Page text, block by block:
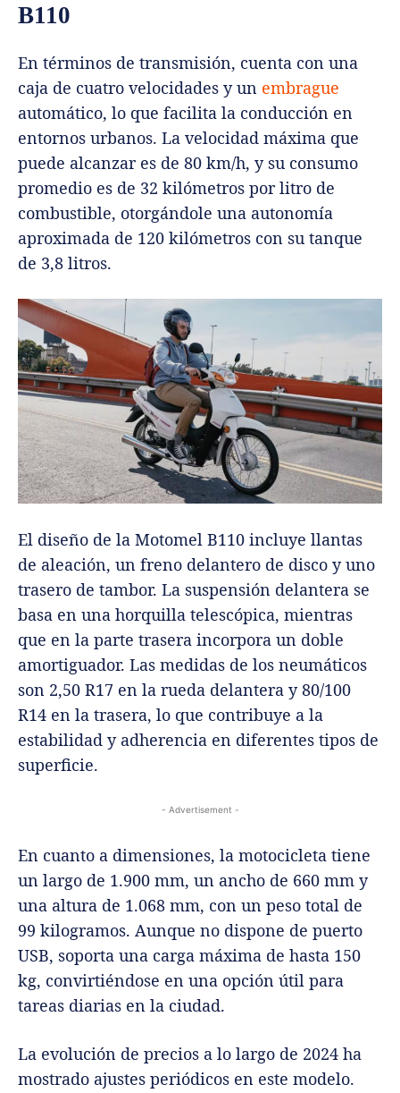
B110
En términos de transmisión, cuenta con una
caja de cuatro velocidades y un embrague
automático, lo que facilita la conducción en
entornos urbanos. La velocidad máxima que
puede alcanzar es de 80 km/h, y su consumo
promedio es de 32 kilómetros por litro de
combustible, otorgándole una autonomía
aproximada de 120 kilómetros con su tanque
de 3,8 litros.
El diseño de la Motomel B110 incluye llantas
de aleación, un freno delantero de disco y uno
trasero de tambor. La suspensión delantera se
basa en una horquilla telescópica, mientras
que en la parte trasera incorpora un doble
amortiguador. Las medidas de los neumáticos
son 2,50 R17 en la rueda delantera y 80/100
R14 en la trasera, lo que contribuye a la
estabilidad y adherencia en diferentes tipos de
superficie.
- Advertisement -
En cuanto a dimensiones, la motocicleta tiene
un largo de 1.900 mm, un ancho de 660 mm y
una altura de 1.068 mm, con un peso total de
99 kilogramos. Aunque no dispone de puerto
USB, soporta una carga máxima de hasta 150
kg, convirtiéndose en una opción útil para
tareas diarias en la ciudad.
La evolución de precios a lo largo de 2024 ha
mostrado ajustes periódicos en este modelo.